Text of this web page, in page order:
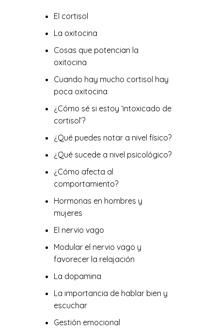
El cortisol
La oxitocina
Cosas que potencian la
oxitocina
Cuando hay mucho cortisol hay
poca oxitocina
¿Cómo sé si estoy ‘intoxicado de
cortisol’?
¿Qué puedes notar a nivel físico?
¿Qué sucede a nivel psicológico?
¿Cómo afecta al
comportamiento?
Hormonas en hombres y
mujeres
El nervio vago
Modular el nervio vago y
favorecer la relajación
La dopamina
La importancia de hablar bien y
escuchar
Gestión emocional